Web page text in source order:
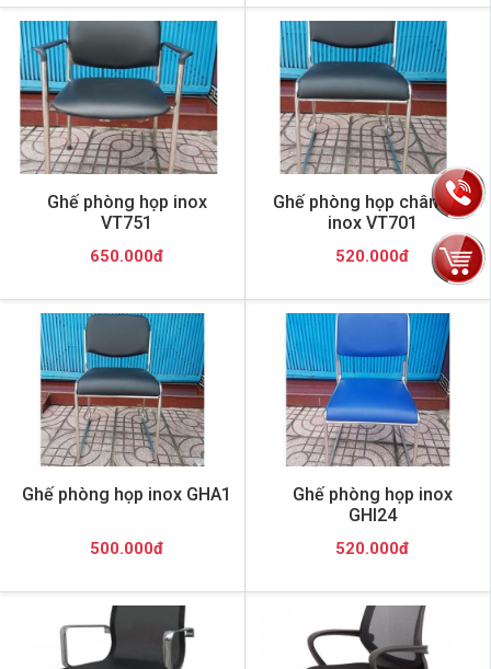
Ghế phòng họp inox
VT751
650.000đ
Ghế phòng họp chân quỳ
inox VT701
520.000đ
Ghế phòng họp inox GHA1
500.000đ
Ghế phòng họp inox
GHI24
520.000đ